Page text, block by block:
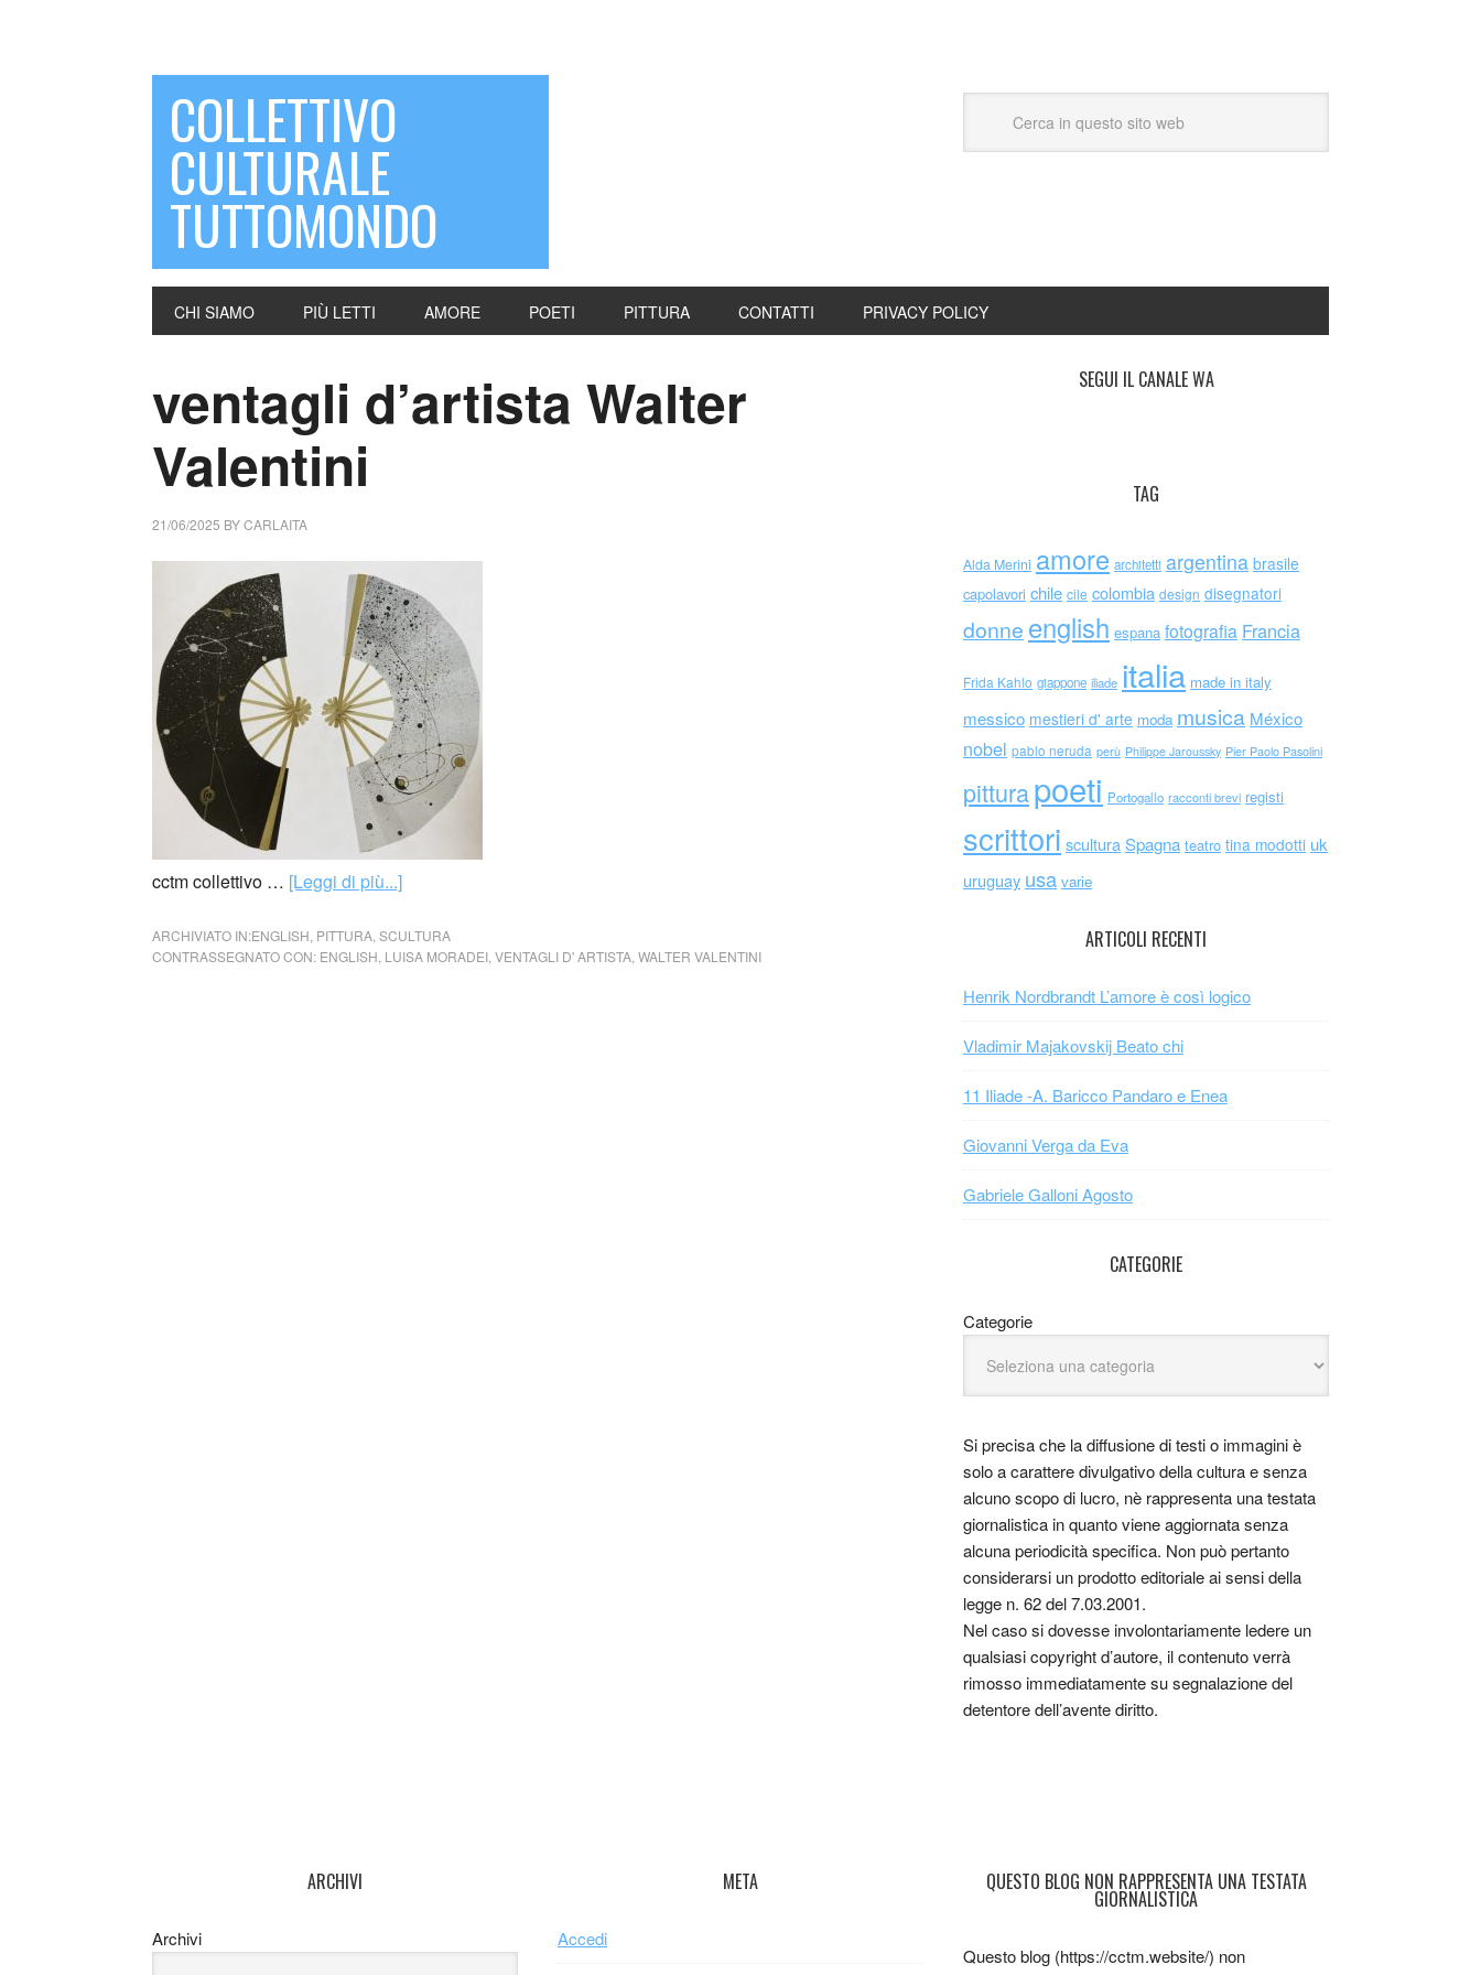
COLLETTIVO
CULTURALE
TUTTOMONDO
CHI SIAMO PIÙ LETTI AMORE POETI PITTURA CONTATTI PRIVACY POLICY
ventagli d’artista Walter
Valentini
21/06/2025 BYCARLAITA
cctm collettivo … [Leggi di più...]
ARCHIVIATO IN:ENGLISH PITTURA SCULTURA
CONTRASSEGNATO CON: ENGLISH LUISA MORADEI VENTAGLI D' ARTISTA WALTER VALENTINI
SEGUI IL CANALE WA
TAG
Alda Merini amore architetti argentina brasile
capolavori chile cile colombia design disegnatori
donne english espana fotografia Francia
Frida Kahlo giappone iliade italia made in italy
messico mestieri d' arte moda musica México
nobel pablo neruda perù Philippe Jaroussky Pier Paolo Pasolini
pitturapoeti Portogallo racconti brevi registi
scrittori scultura Spagna teatro tina modotti uk
uruguay usa varie
ARTICOLI RECENTI
Henrik Nordbrandt L’amore è così logico
Vladimir Majakovskij Beato chi
11 Iliade -A. Baricco Pandaro e Enea
Giovanni Verga da Eva
Gabriele Galloni Agosto
CATEGORIE
Categorie
Si precisa che la diffusione di testi o immagini è
solo a carattere divulgativo della cultura e senza
alcuno scopo di lucro, nè rappresenta una testata
giornalistica in quanto viene aggiornata senza
alcuna periodicità specifica. Non può pertanto
considerarsi un prodotto editoriale ai sensi della
legge n. 62 del 7.03.2001.
Nel caso si dovesse involontariamente ledere un
qualsiasi copyright d’autore, il contenuto verrà
rimosso immediatamente su segnalazione del
detentore dell’avente diritto.
ARCHIVI
Archivi
META
Accedi
QUESTO BLOG NON RAPPRESENTA UNA TESTATA
GIORNALISTICA
Questo blog (https://cctm.website/) non